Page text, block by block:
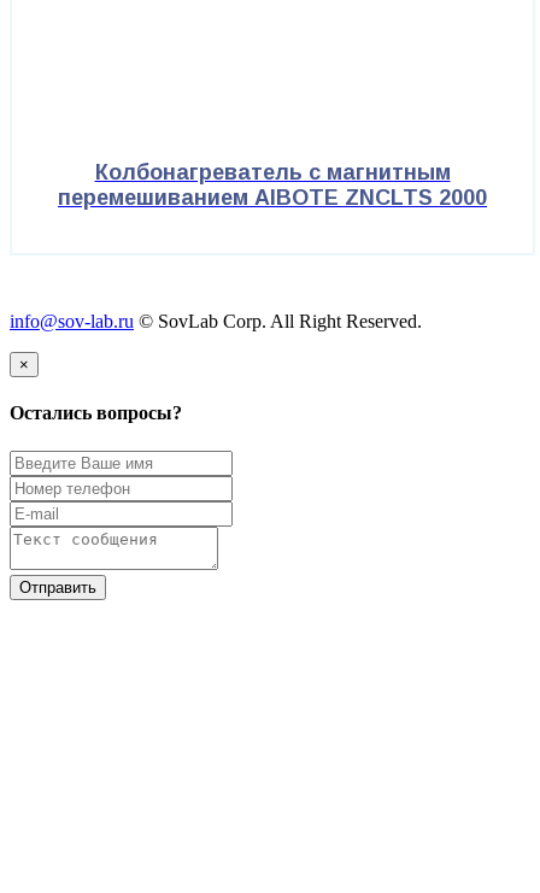
Колбонагреватель с магнитным
перемешиванием AIBOTE ZNCLTS 2000
info@sov-lab.ru © SovLab Corp. All Right Reserved.
×
Остались вопросы?